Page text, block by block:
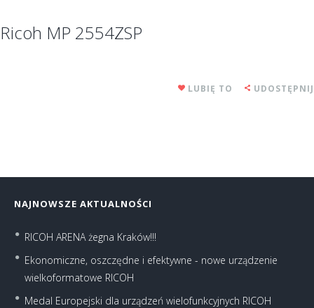
Ricoh MP 2554ZSP
LUBIĘ TO UDOSTĘPNIJ
NAJNOWSZE AKTUALNOŚCI
RICOH ARENA żegna Kraków!!!
Ekonomiczne, oszczędne i efektywne - nowe urządzenie
wielkoformatowe RICOH
Medal Europejski dla urządzeń wielofunkcyjnych RICOH